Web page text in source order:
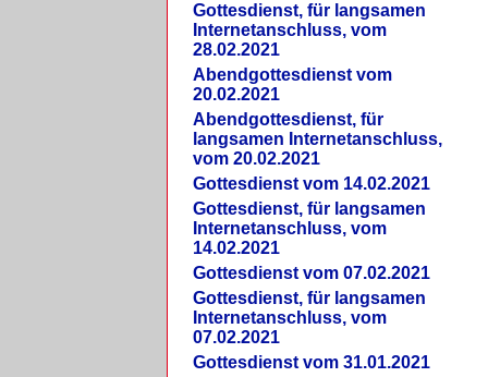
Gottesdienst, für langsamen
Internetanschluss, vom
28.02.2021
Abendgottesdienst vom
20.02.2021
Abendgottesdienst, für
langsamen Internetanschluss,
vom 20.02.2021
Gottesdienst vom 14.02.2021
Gottesdienst, für langsamen
Internetanschluss, vom
14.02.2021
Gottesdienst vom 07.02.2021
Gottesdienst, für langsamen
Internetanschluss, vom
07.02.2021
Gottesdienst vom 31.01.2021